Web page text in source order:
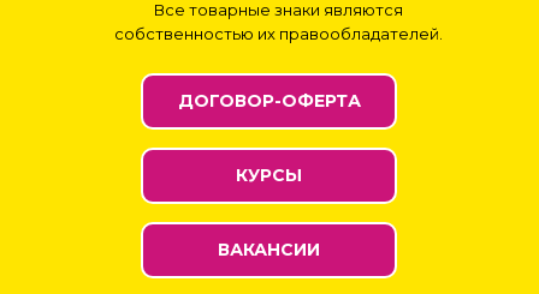
Все товарные знаки являются
собственностью их правообладателей.
ВАКАНСИИ
КУРСЫ
ДОГОВОР-ОФЕРТА